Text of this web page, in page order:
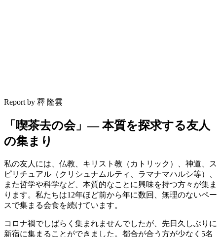
Report by 釋 隆雲
「喫茶去の会」— 本質を探求する友人
の集まり
私の友人には、仏教、キリスト教（カトリック）、神道、ス
ピリチュアル（クリシュナムルティ、ラマナマハルシ等）、
また哲学や科学など、本質的なことに興味を持つ方々が集ま
ります。私たちは12年ほど前から年に数回、無理のないペー
スで集まる会食を続けています。
コロナ禍でしばらく集まれませんでしたが、先日久しぶりに
新宿に集まることができました。都合が合う方が少なく5名